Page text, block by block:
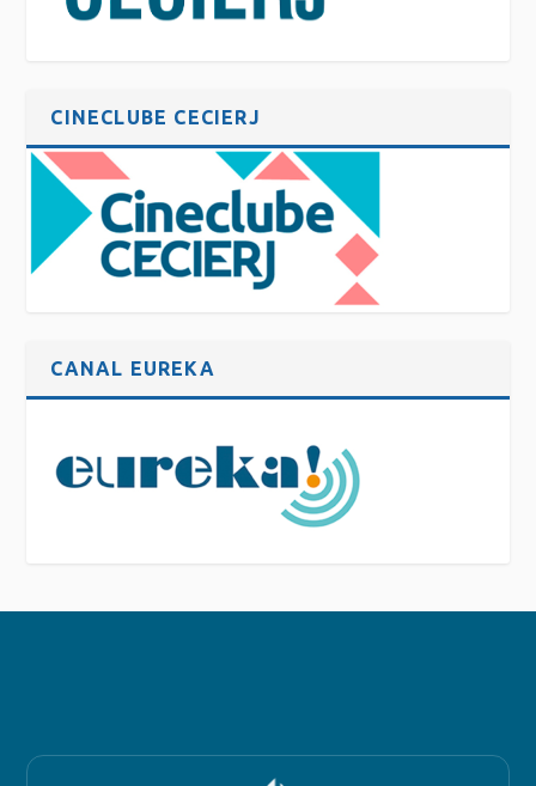
CINECLUBE CECIERJ
CANAL EUREKA